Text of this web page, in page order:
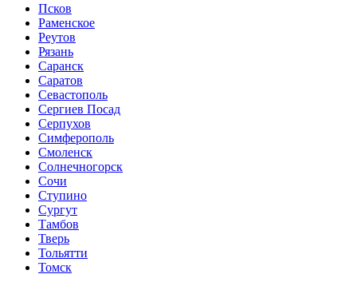
Псков
Раменское
Реутов
Рязань
Саранск
Саратов
Севастополь
Сергиев Посад
Серпухов
Симферополь
Смоленск
Солнечногорск
Сочи
Ступино
Сургут
Тамбов
Тверь
Тольятти
Томск